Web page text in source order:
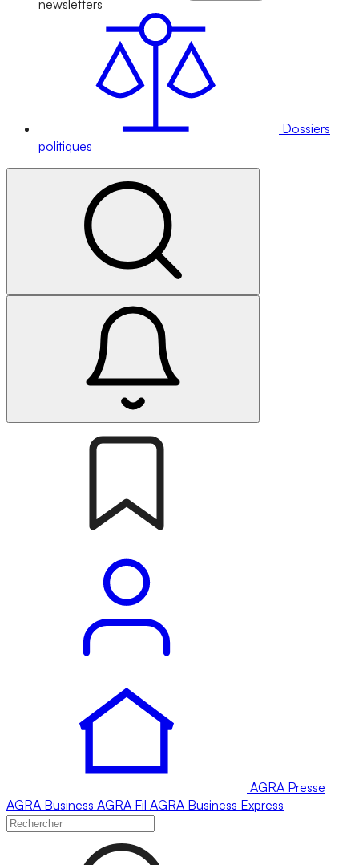
newsletters
Dossiers
politiques
AGRA Presse
AGRA Business AGRA Fil AGRA Business Express